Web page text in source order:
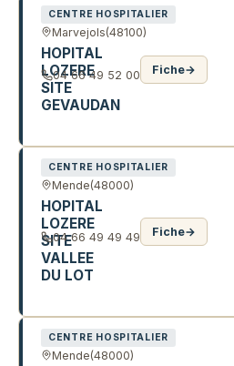
CENTRE HOSPITALIER
Marvejols(48100)
HOPITAL
LOZERE
SITE
GEVAUDAN
04 66 49 52 00 Fiche→
CENTRE HOSPITALIER
Mende(48000)
HOPITAL
LOZERE
SITE
VALLEE
DU LOT
04 66 49 49 49 Fiche→
CENTRE HOSPITALIER
Mende(48000)